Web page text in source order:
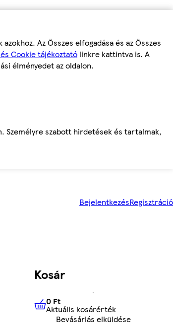
Az Összes elfogadása és az Összes
Cookie tájékoztató linkre kattintva is. A
élményedet az oldalon.
Személyre szabott hirdetések és tartalmak,
BejelentkezésRegisztráció
Kosár
0 FtAktuális kosárérték
0 Ft
Aktuális kosárérték
Bevásárlás elküldése